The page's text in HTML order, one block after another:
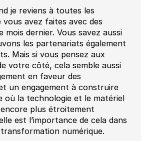
je reviens à toutes les
vous avez faites avec des
mois dernier. Vous savez aussi
les partenariats également
Mais si vous pensez aux
votre côté, cela semble aussi
en faveur des
un engagement à construire
où la technologie et le matériel
plus étroitement
est l’importance de cela dans
numérique.